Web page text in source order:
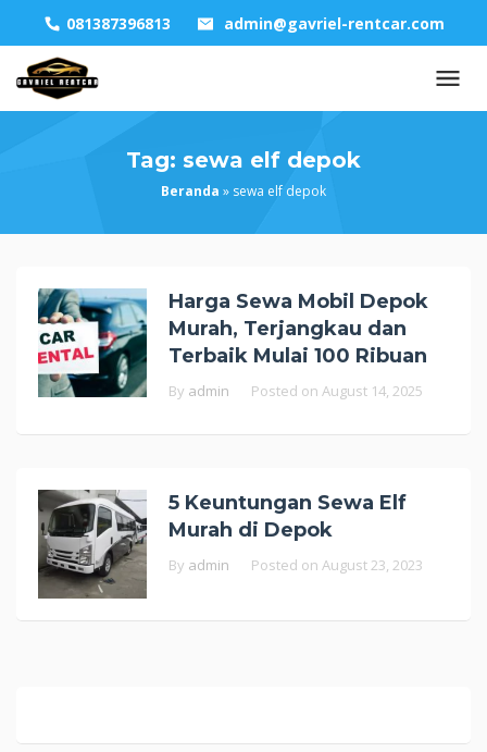
content
081387396813 admin@gavriel-rentcar.com
Tag: sewa elf depok
Beranda » sewa elf depok
Harga Sewa Mobil Depok
Murah, Terjangkau dan
Terbaik Mulai 100 Ribuan
By admin Posted on August 14, 2025
5 Keuntungan Sewa Elf
Murah di Depok
By admin Posted on August 23, 2023